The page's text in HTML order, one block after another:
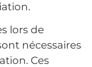
lors de
nécessaires
Ces